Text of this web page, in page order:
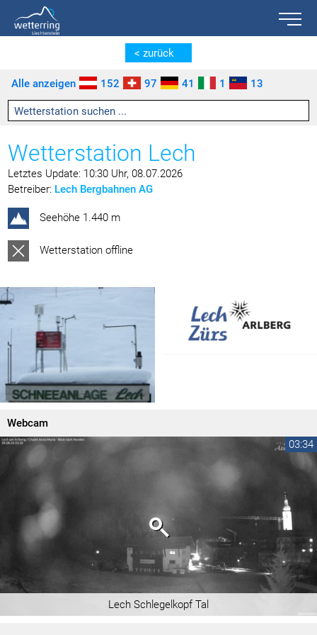
Zum Inhalt springen [AK + 0]
Zum linken senkrechten Seitenmenü springen [AK + 1]
Zum rechten senkrechten Seitenmenü springen [AK + 2]
Zu den Inhalten im Fußbereich springen [AK + 3]
Toggle
< zurück
Alle anzeigen 152 97 41 1 13
Wetterstation Lech
Letztes Update: 10:30 Uhr, 08.07.2026
Betreiber: Lech Bergbahnen AG
Seehöhe 1.440 m
Wetterstation offline
Webcam
03:34
Lech Schlegelkopf Tal